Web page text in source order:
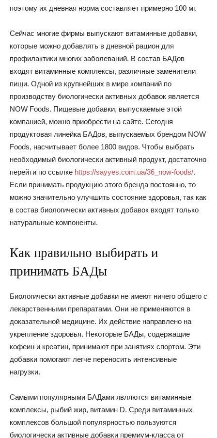
поэтому их дневная норма составляет примерно 100 мг.
Сейчас многие фирмы выпускают витаминные добавки,
которые можно добавлять в дневной рацион для
профилактики многих заболеваний. В состав БАДов
входят витаминные комплексы, различные заменители
пищи. Одной из крупнейших в мире компаний по
производству биологически активных добавок является
NOW Foods. Пищевые добавки, выпускаемые этой
компанией, можно приобрести на сайте. Сегодня
продуктовая линейка БАДов, выпускаемых брендом NOW
Foods, насчитывает более 1800 видов. Чтобы выбрать
необходимый биологически активный продукт, достаточно
перейти по ссылке https://sayyes.com.ua/36_now-foods/.
Если принимать продукцию этого бренда постоянно, то
можно значительно улучшить состояние здоровья, так как
в состав биологически активных добавок входят только
натуральные компоненты.
Как правильно выбирать и
принимать БАДы
Биологически активные добавки не имеют ничего общего с
лекарственными препаратами. Они не применяются в
доказательной медицине. Их действие направлено на
укрепление здоровья. Некоторые БАДы, содержащие
кофеин и креатин, принимают при занятиях спортом. Эти
добавки помогают легче переносить интенсивные
нагрузки.
Самыми популярными БАДами являются витаминные
комплексы, рыбий жир, витамин D. Среди витаминных
комплексов большой популярностью пользуются
биологически активные добавки премиум-класса от